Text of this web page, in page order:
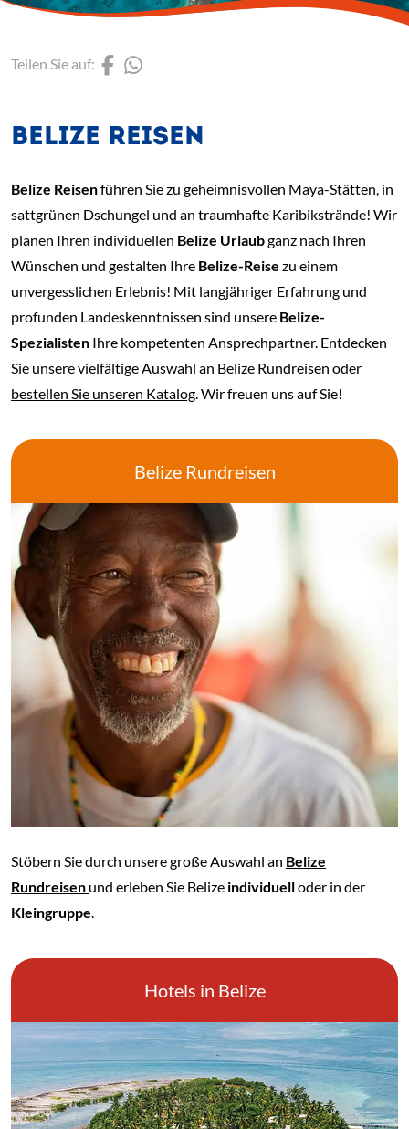
Teilen Sie auf: (Link öffnet einen neuen
BELIZE REISEN
Belize Reisenführen Sie zu geheimnisvollen Maya-Stätten, in
sattgrünen Dschungel und an traumhafte Karibikstrände! Wir
planen Ihren individuellen Belize Urlaubganz nach Ihren
Wünschen und gestalten Ihre Belize-Reise zu einem
unvergesslichen Erlebnis! Mit langjähriger Erfahrung und
profunden Landeskenntnissen sind unsere Belize-
Spezialisten Ihre kompetenten Ansprechpartner. Entdecken
Sie unsere vielfältige Auswahl an Belize Rundreisen oder
bestellen Sie unseren Katalog. Wir freuen uns auf Sie!
Belize Rundreisen
Stöbern Sie durch unsere große Auswahl an Belize
Rundreisen und erleben Sie Belize individuelloder in der
Kleingruppe.
Hotels in Belize